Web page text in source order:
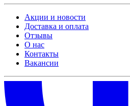
Акции и новости
Доставка и оплата
Отзывы
О нас
Контакты
Вакансии